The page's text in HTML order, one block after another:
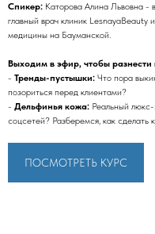
Спикер: Каторова Алина Львовна -
главный врач клиник LesnayaBeauty
медицины на Бауманской.
Выходим в эфир, чтобы
- Тренды-пустышки: Что пора
позориться перед клиентами?
- Дельфинья кожа: Реальный
соцсетей? Разберемся, как сделать
ПОСМОТРЕТЬ КУРС